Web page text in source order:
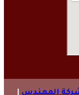
المهندس|